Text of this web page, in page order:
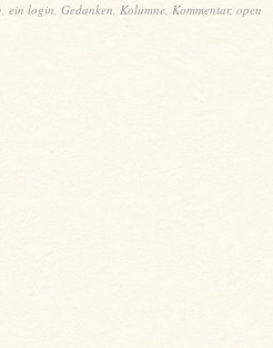
, ein login, Gedanken, Kolumne, Kommentar, open